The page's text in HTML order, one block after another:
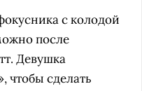
с колодой
после
Девушка
чтобы сделать